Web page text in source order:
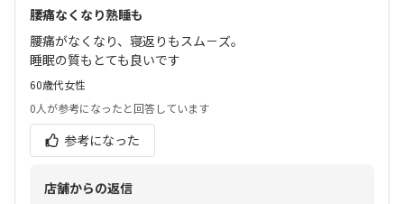
腰痛なくなり熟睡も
腰痛がなくなり、寝返りもスム－ズ。
睡眠の質もとても良いです
60歳代女性
0人が参考になったと回答しています
参考になった
店舗からの返信